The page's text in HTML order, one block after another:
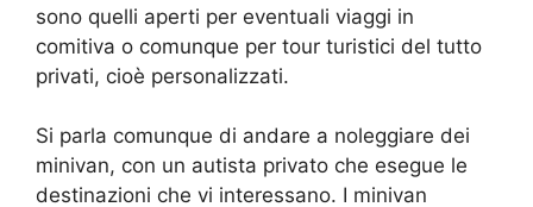
sono quelli aperti per eventuali viaggi in
comitiva o comunque per tour turistici del tutto
privati, cioè personalizzati.
Si parla comunque di andare a noleggiare dei
minivan, con un autista privato che esegue le
destinazioni che vi interessano. I minivan